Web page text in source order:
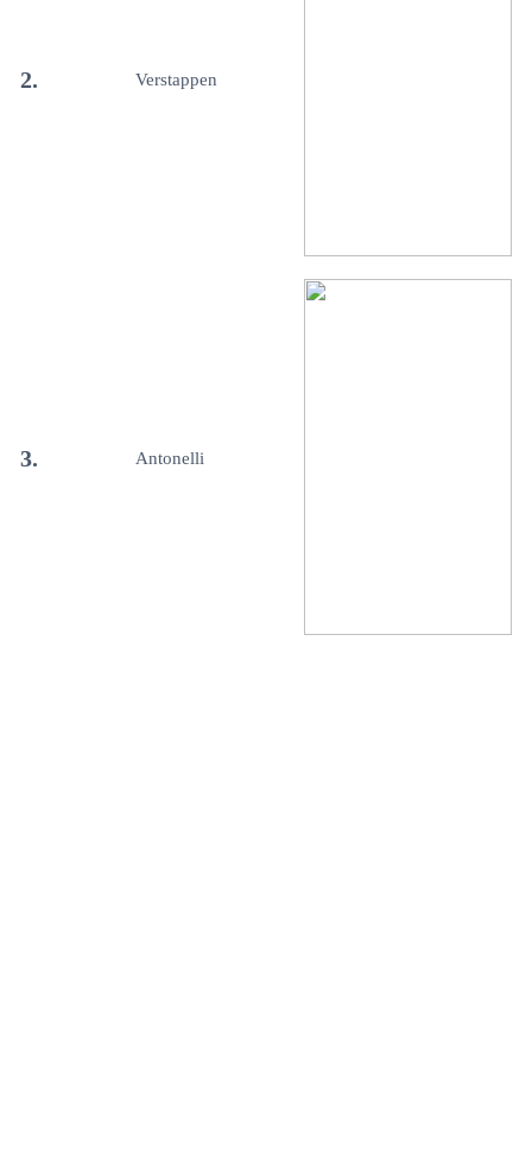
2. Verstappen
3. Antonelli